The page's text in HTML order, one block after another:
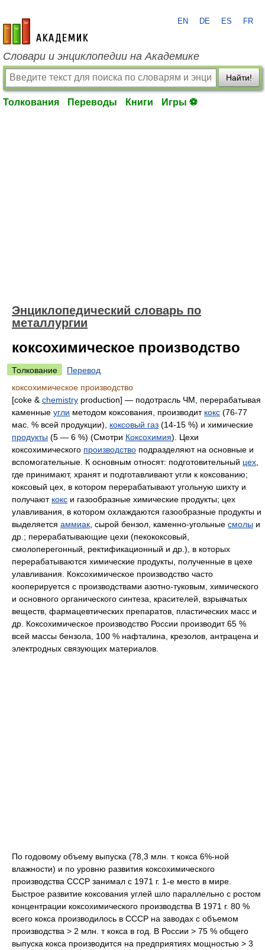
academic.ru
EN DE ES FR
Словари и энциклопедии на Академике
Найти!
Толкования Переводы Книги Игры ⚽
Энциклопедический словарь по
металлургии
коксохимическое производство
Толкование
Перевод
коксохимическое производство
[coke & chemistry production] — подотрасль ЧМ, перерабатывая
каменные угли методом коксования, производит кокс (76-77
мас. % всей продукции), коксовый газ (14-15 %) и химические
продукты (5 — 6 %) (Смотри Коксохимия). Цехи
коксохимического производство подразделяют на основные и
вспомогательные. К основным относят: подготовительный цех
где принимают, хранят и подготавливают угли к коксованию;
коксовый цех, в котором перерабатывают угольную шихту и
получают кокс и газообразные химические продукты; цех
улавливания, в котором охлаждаются газообразные продукты и
выделяется аммиак , сырой бензол, каменно-угольные смолы и
др.; перерабатывающие цехи (пекококсовый,
смолоперегонный, ректификационный и др.), в которых
перерабатываются химические продукты, полученные в цехе
улавливания. Коксохимическое производство часто
кооперируется с производствами азотно-туковым, химического
и основного органического синтеза, красителей, взрывчатых
веществ, фармацевтических препаратов, пластических масс и
др. Коксохимическое производство России производит 65 %
всей массы бензола, 100 % нафталина, крезолов, антрацена и
электродных связующих материалов.
По годовому объему выпуска (78,3 млн. т кокса 6%-ной
влажности) и по уровню развития коксохимического
производства СССР занимал с 1971 г. 1-е место в мире.
Быстрое развитие коксования углей шло параллельно с ростом
концентрации коксохимического производства В 1971 г. 80 %
всего кокса производилось в СССР на заводах с объемом
производства > 2 млн. т кокса в год. В России > 75 % общего
выпуска кокса производится на предприятиях мощностью > 3